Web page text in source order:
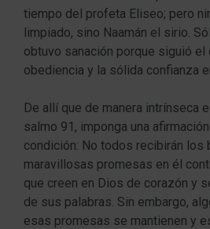
tiempo del profeta Eliseo; pero
limpiado, sino Naamán el sirio.
obtuvo sanación porque siguió el
obediencia y la sólida confianza
De allí que de manera intrínseca
salmo 91, imponga una
condición: No todos recibirán los
maravillosas promesas en él
que creen en Dios de corazón y
de sus palabras. Sin embargo,
esas promesas se mantienen y